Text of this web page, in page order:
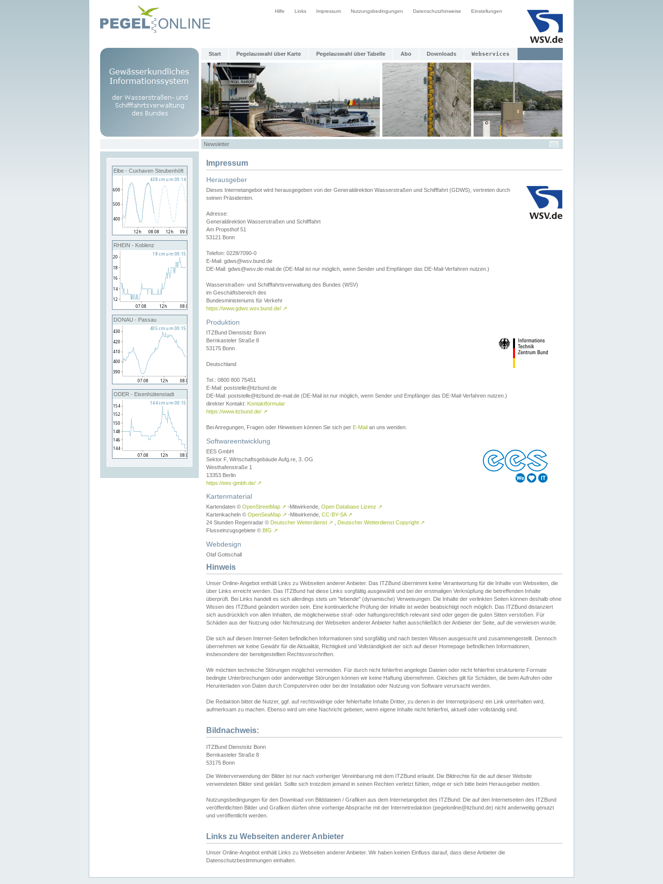
Hilfe Links Impressum Nutzungsbedingungen Datenschutzhinweise Einstellungen
Start Pegelauswahl über Karte Pegelauswahl über Tabelle Abo Downloads Webservices
Newsletter
Elbe - Cuxhaven Steubenhöft
RHEIN - Koblenz
DONAU - Passau
ODER - Eisenhüttenstadt
Impressum
Herausgeber
Dieses Internetangebot wird herausgegeben von der Generaldirektion Wasserstraßen und Schifffahrt (GDWS), vertreten durch
seinen Präsidenten.
Adresse:
Generaldirektion Wasserstraßen und Schifffahrt
Am Propsthof 51
53121 Bonn
Telefon: 0228/7090-0
E-Mail: gdws@wsv.bund.de
DE-Mail: gdws@wsv.de-mail.de (DE-Mail ist nur möglich, wenn Sender und Empfänger das DE-Mail-Verfahren nutzen.)
Wasserstraßen- und Schifffahrtsverwaltung des Bundes (WSV)
im Geschäftsbereich des
Bundesministeriums für Verkehr
https://www.gdws.wsv.bund.de/ ↗
Produktion
ITZBund Dienstsitz Bonn
Bernkasteler Straße 8
53175 Bonn
Deutschland
Tel.: 0800 800 75451
E-Mail: poststelle@itzbund.de
DE-Mail: poststelle@itzbund.de-mail.de (DE-Mail ist nur möglich, wenn Sender und Empfänger das DE-Mail-Verfahren nutzen.)
direkter Kontakt: Kontaktformular
https://www.itzbund.de/ ↗
Bei Anregungen, Fragen oder Hinweisen können Sie sich per E-Mail an uns wenden.
Softwareentwicklung
EES GmbH
Sektor F, Wirtschaftsgebäude Aufg.re, 3. OG
Westhafenstraße 1
13353 Berlin
https://ees-gmbh.de/ ↗
Kartenmaterial
Kartendaten © OpenStreetMap ↗ -Mitwirkende, Open Database Lizenz ↗
Kartenkacheln © OpenSeaMap ↗ -Mitwirkende, CC-BY-SA ↗
24 Stunden Regenradar © Deutscher Wetterdienst ↗ Deutscher Wetterdienst Copyright ↗
Flusseinzugsgebiete © BfG ↗
Webdesign
Olaf Gottschall
Hinweis
Unser Online-Angebot enthält Links zu Webseiten anderer Anbieter. Das ITZBund übernimmt keine Verantwortung für die Inhalte von Webseiten, die
über Links erreicht werden. Das ITZBund hat diese Links sorgfältig ausgewählt und bei der erstmaligen Verknüpfung die betreffenden Inhalte
überprüft. Bei Links handelt es sich allerdings stets um "lebende" (dynamische) Verweisungen. Die Inhalte der verlinkten Seiten können deshalb ohne
Wissen des ITZBund geändert worden sein. Eine kontinuierliche Prüfung der Inhalte ist weder beabsichtigt noch möglich. Das ITZBund distanziert
sich ausdrücklich von allen Inhalten, die möglicherweise straf- oder haftungsrechtlich relevant sind oder gegen die guten Sitten verstoßen. Für
Schäden aus der Nutzung oder Nichtnutzung der Webseiten anderer Anbieter haftet ausschließlich der Anbieter der Seite, auf die verwiesen wurde.
Die sich auf diesen Internet-Seiten befindlichen Informationen sind sorgfältig und nach besten Wissen ausgesucht und zusammengestellt. Dennoch
übernehmen wir keine Gewähr für die Aktualität, Richtigkeit und Vollständigkeit der sich auf dieser Homepage befindlichen Informationen,
insbesondere der bereitgestellten Rechtsvorschriften.
Wir möchten technische Störungen möglichst vermeiden. Für durch nicht fehlerfrei angelegte Dateien oder nicht fehlerfrei strukturierte Formate
bedingte Unterbrechungen oder anderweitige Störungen können wir keine Haftung übernehmen. Gleiches gilt für Schäden, die beim Aufrufen oder
Herunterladen von Daten durch Computerviren oder bei der Installation oder Nutzung von Software verursacht werden.
Die Redaktion bittet die Nutzer, ggf. auf rechtswidrige oder fehlerhafte Inhalte Dritter, zu denen in der Internetpräsenz ein Link unterhalten wird,
aufmerksam zu machen. Ebenso wird um eine Nachricht gebeten, wenn eigene Inhalte nicht fehlerfrei, aktuell oder vollständig sind.
Bildnachweis:
ITZBund Dienstsitz Bonn
Bernkasteler Straße 8
53175 Bonn
Die Weiterverwendung der Bilder ist nur nach vorheriger Vereinbarung mit dem ITZBund erlaubt. Die Bildrechte für die auf dieser Website
verwendeten Bilder sind geklärt. Sollte sich trotzdem jemand in seinen Rechten verletzt fühlen, möge er sich bitte beim Herausgeber melden.
Nutzungsbedingungen für den Download von Bilddateien / Grafiken aus dem Internetangebot des ITZBund: Die auf den Internetseiten des ITZBund
veröffentlichten Bilder und Grafiken dürfen ohne vorherige Absprache mit der Internetredaktion (pegelonline@itzbund.de) nicht anderweitig genutzt
und veröffentlicht werden.
Links zu Webseiten anderer Anbieter
Unser Online-Angebot enthält Links zu Webseiten anderer Anbieter. Wir haben keinen Einfluss darauf, dass diese Anbieter die
Datenschutzbestimmungen einhalten.